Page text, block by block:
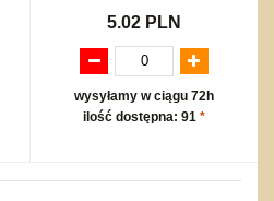
5.02 PLN
wysyłamy w ciągu 72h
ilość dostępna: 91 *